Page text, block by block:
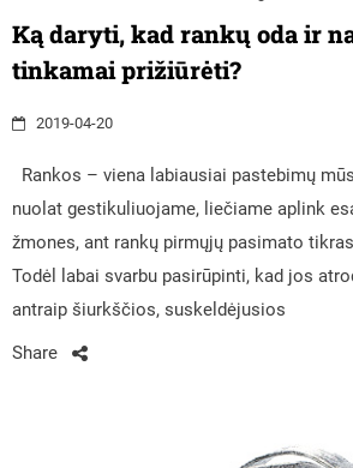
Ką daryti, kad rankų oda ir
tinkamai prižiūrėti?
2019-04-20
Rankos – viena labiausiai pastebimų
nuolat gestikuliuojame, liečiame aplink
žmones, ant rankų pirmųjų pasimato
Todėl labai svarbu pasirūpinti, kad jos
antraip šiurkščios, suskeldėjusios
Share